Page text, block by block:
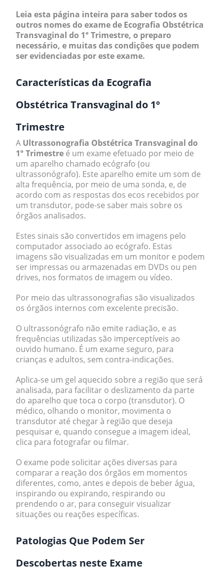
Leia esta página inteira para saber todos os
outros nomes do exame de Ecografia Obstétrica
Transvaginal do 1° Trimestre, o preparo
necessário, e muitas das condições que podem
ser evidenciadas por este exame.
Características da Ecografia
Obstétrica Transvaginal do 1°
Trimestre
A Ultrassonografia Obstétrica Transvaginal do
1° Trimestre é um exame efetuado por meio de
um aparelho chamado ecógrafo (ou
ultrassonógrafo). Este aparelho emite um som de
alta frequência, por meio de uma sonda, e, de
acordo com as respostas dos ecos recebidos por
um transdutor, pode-se saber mais sobre os
órgãos analisados.
Estes sinais são convertidos em imagens pelo
computador associado ao ecógrafo. Estas
imagens são visualizadas em um monitor e podem
ser impressas ou armazenadas em DVDs ou pen
drives, nos formatos de imagem ou vídeo.
Por meio das ultrassonografias são visualizados
os órgãos internos com excelente precisão.
O ultrassonógrafo não emite radiação, e as
frequências utilizadas são imperceptíveis ao
ouvido humano. É um exame seguro, para
crianças e adultos, sem contra-indicações.
Aplica-se um gel aquecido sobre a região que será
analisada, para facilitar o deslizamento da parte
do aparelho que toca o corpo (transdutor). O
médico, olhando o monitor, movimenta o
transdutor até chegar à região que deseja
pesquisar e, quando consegue a imagem ideal,
clica para fotografar ou filmar.
O exame pode solicitar ações diversas para
comparar a reação dos órgãos em momentos
diferentes, como, antes e depois de beber água,
inspirando ou expirando, respirando ou
prendendo o ar, para conseguir visualizar
situações ou reações específicas.
Patologias Que Podem Ser
Descobertas neste Exame